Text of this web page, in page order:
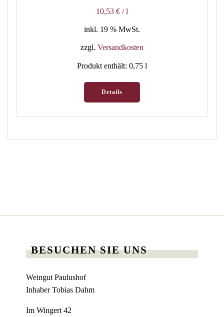
10,53 € /l
inkl. 19 % MwSt.
zzgl. Versandkosten
Produkt enthält: 0,75 l
Details
BESUCHEN SIE UNS
Weingut Paulushof
Inhaber Tobias Dahm
Im Wingert 42